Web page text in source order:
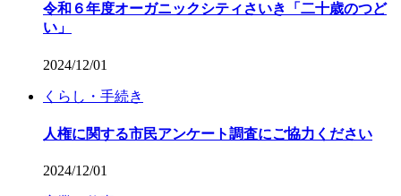
令和６年度オーガニックシティさいき「二十歳のつど
い」
2024/12/01
くらし・手続き
人権に関する市民アンケート調査にご協力ください
2024/12/01